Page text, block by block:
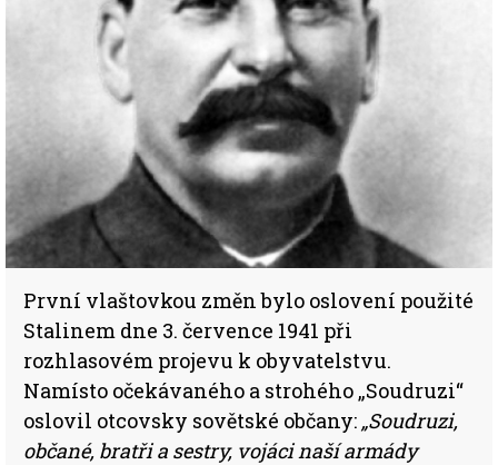
První vlaštovkou změn bylo oslovení použité
Stalinem dne 3. července 1941 při
rozhlasovém projevu k obyvatelstvu.
Namísto očekávaného a strohého „Soudruzi“
oslovil otcovsky sovětské občany: „Soudruzi,
občané, bratři a sestry, vojáci naší armády